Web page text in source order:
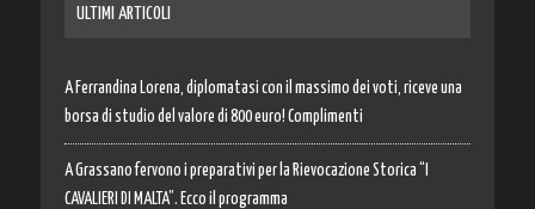
ULTIMI ARTICOLI
A Ferrandina Lorena, diplomatasi con il massimo dei voti, riceve una
borsa di studio del valore di 800 euro! Complimenti
A Grassano fervono i preparativi per la Rievocazione Storica “I
CAVALIERI DI MALTA”. Ecco il programma